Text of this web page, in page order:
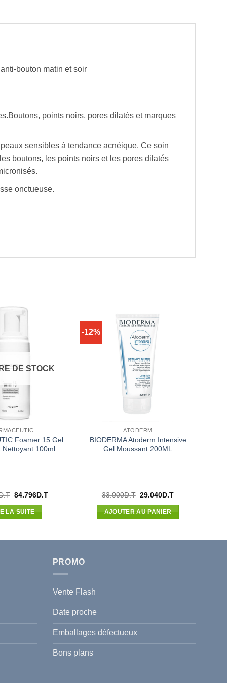
bouton matin et soir
points noirs, pores dilatés et marques
sensibles à tendance acnéique. Ce soin
boutons, les points noirs et les pores dilatés
onctueuse.
DE STOCK
Foamer 15 Gel
Nettoyant 100ml
Le
initial
était :
84.796D.TLe
LA SUITE
-12%
ATODERM
BIODERMA Atoderm Intensive
Gel Moussant 200ML
33.000D.T Le
initial
était :
29.040D.TLe
AJOUTER AU PANIER
PROMO
Vente Flash
Date proche
Emballages défectueux
Bons plans